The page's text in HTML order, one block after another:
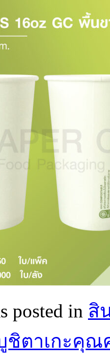
posted in สิ
ชิตาเกะคุ